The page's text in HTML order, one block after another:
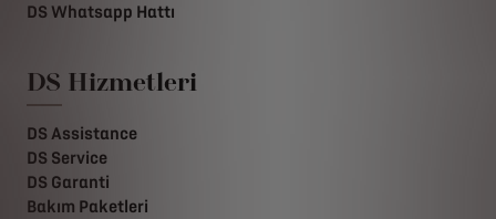
DS Whatsapp Hattı
DS Hizmetleri
DS Assistance
DS Service
DS Garanti
Bakım Paketleri